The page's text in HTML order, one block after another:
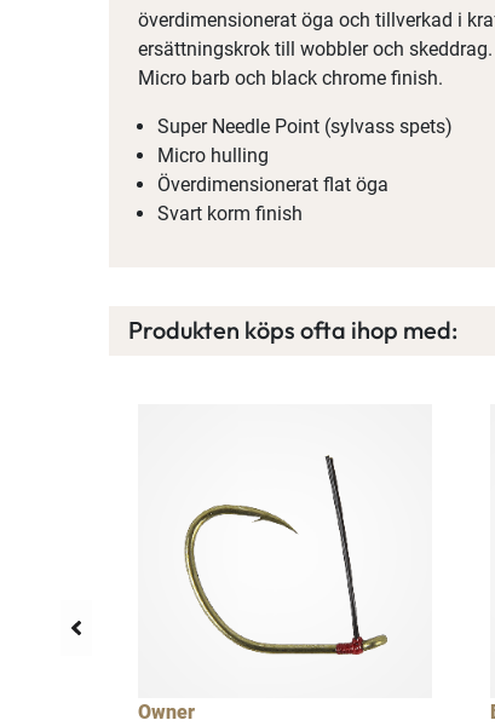
överdimensionerat öga och tillverkad i
ersättningskrok till wobbler och
Micro barb och black chrome finish.
Super Needle Point (sylvass spets)
Micro hulling
Överdimensionerat flat öga
Svart korm finish
Produkten köps ofta ihop med:
Owner